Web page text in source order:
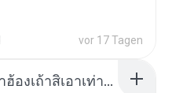
vor 17 Tagen
ເຊົາຮ້ອງເຖົ້າຊິເອົາທໍ່ໃດ (เซาฮ้องเถ้าสิเอาเท่าใด) ບຸນເກີດ ຫນູຫ່ວງ ft. ໂສພາ ຈຸນທະລາ